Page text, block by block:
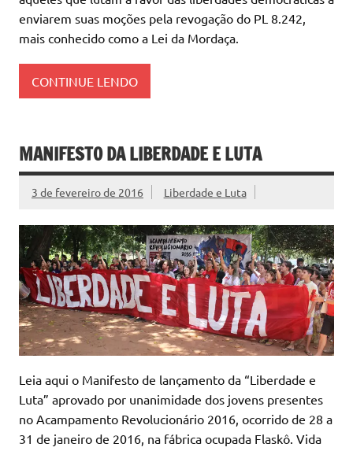
enviarem suas moções pela revogação do PL 8.242,
mais conhecido como a Lei da Mordaça.
CONTINUE LENDO
MANIFESTO DA LIBERDADE E LUTA
3 de fevereiro de 2016 Liberdade e Luta
Leia aqui o Manifesto de lançamento da “Liberdade e
Luta” aprovado por unanimidade dos jovens presentes
no Acampamento Revolucionário 2016, ocorrido de 28 a
31 de janeiro de 2016, na fábrica ocupada Flaskô. Vida